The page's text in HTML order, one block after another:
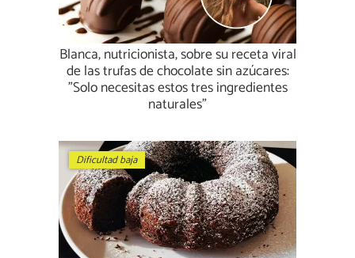
Blanca, nutricionista, sobre su receta viral
de las trufas de chocolate sin azúcares:
"Solo necesitas estos tres ingredientes
naturales"
Dificultad baja